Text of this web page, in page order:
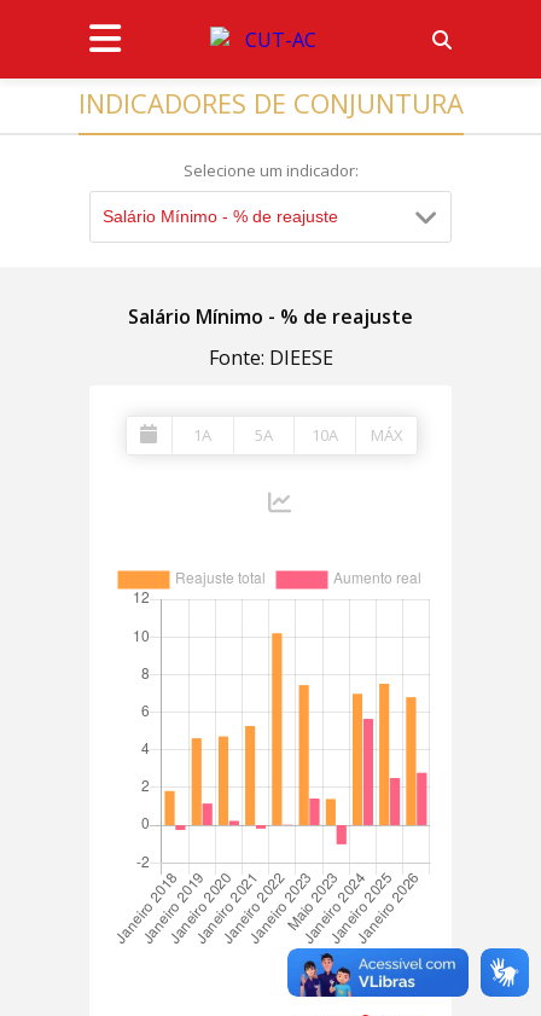
INDICADORES DE CONJUNTURA
Selecione um indicador:
Salário Mínimo - % de reajuste
Salário Mínimo - % de reajuste
Fonte: DIEESE
1A 5A 10A MÁX